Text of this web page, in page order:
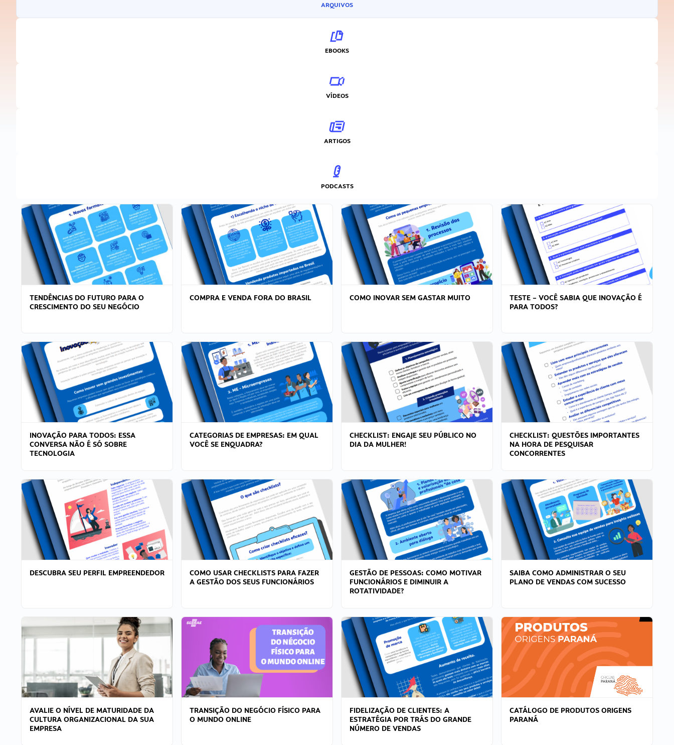
ARQUIVOS
EBOOKS
VÍDEOS
ARTIGOS
PODCASTS
TENDÊNCIAS DO FUTURO PARA O
CRESCIMENTO DO SEU NEGÓCIO
COMPRA E VENDA FORA DO BRASIL COMO INOVAR SEM GASTAR MUITO
TESTE – VOCÊ SABIA QUE INOVAÇÃO É
PARA TODOS?
INOVAÇÃO PARA TODOS: ESSA
CONVERSA NÃO É SÓ SOBRE
TECNOLOGIA
CATEGORIAS DE EMPRESAS: EM QUAL
VOCÊ SE ENQUADRA?
CHECKLIST: ENGAJE SEU PÚBLICO NO
DIA DA MULHER!
CHECKLIST: QUESTÕES IMPORTANTES
NA HORA DE PESQUISAR
CONCORRENTES
DESCUBRA SEU PERFIL EMPREENDEDOR
COMO USAR CHECKLISTS PARA FAZER
A GESTÃO DOS SEUS FUNCIONÁRIOS
GESTÃO DE PESSOAS: COMO MOTIVAR
FUNCIONÁRIOS E DIMINUIR A
ROTATIVIDADE?
SAIBA COMO ADMINISTRAR O SEU
PLANO DE VENDAS COM SUCESSO
AVALIE O NÍVEL DE MATURIDADE DA
CULTURA ORGANIZACIONAL DA SUA
EMPRESA
TRANSIÇÃO DO NEGÓCIO FÍSICO PARA
O MUNDO ONLINE
FIDELIZAÇÃO DE CLIENTES: A
ESTRATÉGIA POR TRÁS DO GRANDE
NÚMERO DE VENDAS
CATÁLOGO DE PRODUTOS ORIGENS
PARANÁ